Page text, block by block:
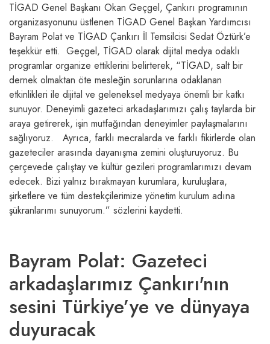
TİGAD Genel Başkanı Okan Geçgel, Çankırı programının
organizasyonunu üstlenen TİGAD Genel Başkan Yardımcısı
Bayram Polat ve TİGAD Çankırı İl Temsilcisi Sedat Öztürk’e
teşekkür etti. Geçgel, TİGAD olarak dijital medya odaklı
programlar organize ettiklerini belirterek, “TİGAD, salt bir
dernek olmaktan öte mesleğin sorunlarına odaklanan
etkinlikleri ile dijital ve geleneksel medyaya önemli bir katkı
sunuyor. Deneyimli gazeteci arkadaşlarımızı çalış taylarda bir
araya getirerek, işin mutfağından deneyimler paylaşmalarını
sağlıyoruz. Ayrıca, farklı mecralarda ve farklı fikirlerde olan
gazeteciler arasında dayanışma zemini oluşturuyoruz. Bu
çerçevede çalıştay ve kültür gezileri programlarımızı devam
edecek. Bizi yalnız bırakmayan kurumlara, kuruluşlara,
şirketlere ve tüm destekçilerimize yönetim kurulum adına
şükranlarımı sunuyorum.” sözlerini kaydetti.
Bayram Polat: Gazeteci
arkadaşlarımız Çankırı'nın
sesini Türkiye’ye ve dünyaya
duyuracak